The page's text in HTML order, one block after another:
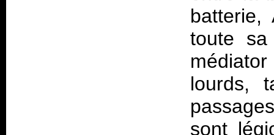
toute
lourds,
sont